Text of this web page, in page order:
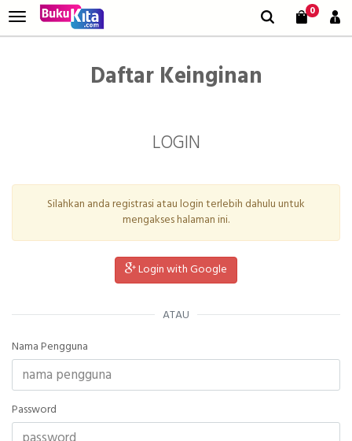
0
Daftar Keinginan
LOGIN
Silahkan anda registrasi atau login terlebih dahulu untuk
mengakses halaman ini.
Login with Google
ATAU
Nama Pengguna
Password